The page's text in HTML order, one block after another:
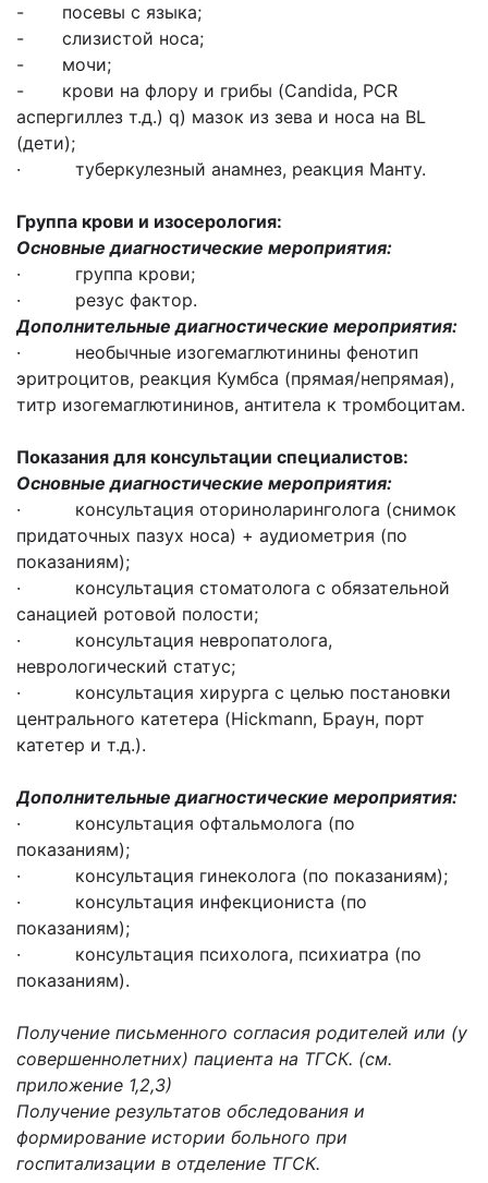
- посевы с языка;
- слизистой носа;
- мочи;
- крови на флору и грибы (Candida, PCR
аспергиллез т.д.) q) мазок из зева и носа на BL
(дети);
· туберкулезный анамнез, реакция Манту.
Группа крови и изосерология:
Основные диагностические мероприятия:
· группа крови;
· резус фактор.
Дополнительные диагностические мероприятия:
· необычные изогемаглютинины фенотип
эритроцитов, реакция Кумбса (прямая/непрямая),
титр изогемаглютининов, антитела к тромбоцитам.
Показания для консультации специалистов:
Основные диагностические мероприятия:
· консультация оториноларинголога (снимок
придаточных пазух носа) + аудиометрия (по
показаниям);
· консультация стоматолога с обязательной
санацией ротовой полости;
· консультация невропатолога,
неврологический статус;
· консультация хирурга с целью постановки
центрального катетера (Hickmann, Браун, порт
катетер и т.д.).
Дополнительные диагностические мероприятия:
· консультация офтальмолога (по
показаниям);
· консультация гинеколога (по показаниям);
· консультация инфекциониста (по
показаниям);
· консультация психолога, психиатра (по
показаниям).
Получение письменного согласия родителей или (у
совершеннолетних) пациента на ТГСК. (см.
приложение 1,2,3)
Получение результатов обследования и
формирование истории больного при
госпитализации в отделение ТГСК.